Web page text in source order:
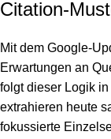
Citation-
Mit dem Google-
Erwartungen an
folgt dieser Logik
extrahieren heute
fokussierte